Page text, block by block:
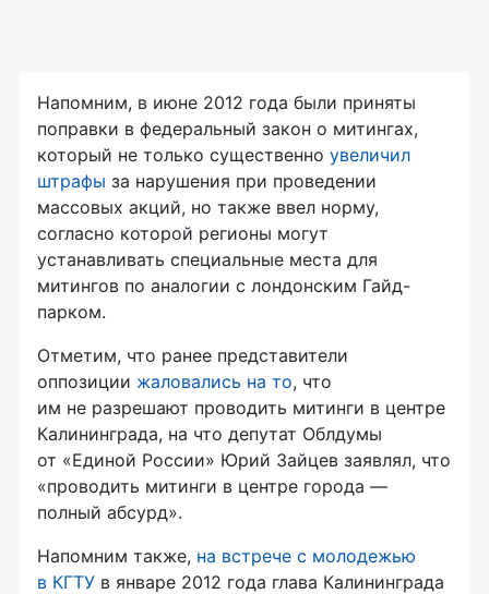
Напомним, в июне 2012 года были приняты
поправки в федеральный закон о митингах,
который не только существенно увеличил
штрафы за нарушения при проведении
массовых акций, но также ввел норму,
согласно которой регионы могут
устанавливать специальные места для
митингов по аналогии с лондонским Гайд-
парком.
Отметим, что ранее представители
оппозиции жаловались на то, что
им не разрешают проводить митинги в центре
Калининграда, на что депутат Облдумы
от «Единой России» Юрий Зайцев заявлял, что
«проводить митинги в центре города —
полный абсурд».
Напомним также, на встрече с молодежью
в КГТУ в январе 2012 года глава Калининграда